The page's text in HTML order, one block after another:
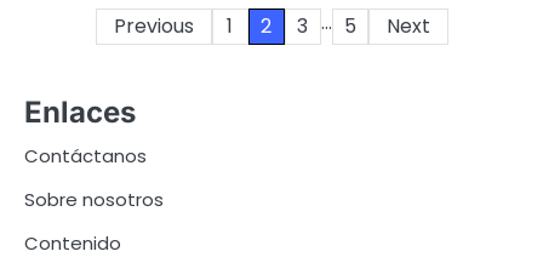
Previous 1 2 3 … 5 Next
Enlaces
Contáctanos
Sobre nosotros
Contenido